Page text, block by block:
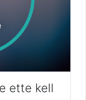
ette kell